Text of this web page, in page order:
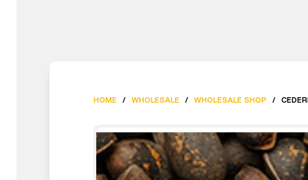
HOME / WHOLESALE / WHOLESALE SHOP /